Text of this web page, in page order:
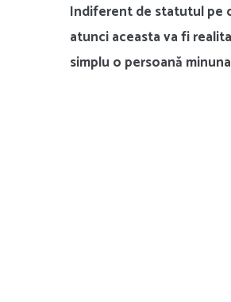
Indiferent de statutul pe
atunci aceasta va fi
simplu o persoană